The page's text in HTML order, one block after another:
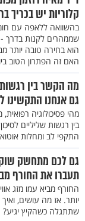
קלוריות יש בכריך
בהשוואה ללאפה עם
שממהרים לקנות בדרך -
הוא בחירה טובה יותר
האם זה הפתרון הטוב
מה הקשר בין
גם אנחנו התקשינו
מהי פסיכולוגיה
בין רגשות שליליים
התקפי לב ומחלות
גם לכם מתחשק
תעברו את החורף
החורף מביא עמו מזג
יותר. אז מה עושים,
שתתגלה כשהקיץ יגיע?